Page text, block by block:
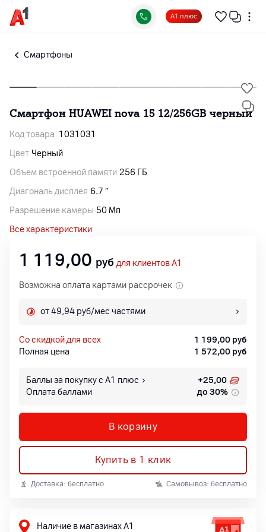
А1 плюс
Смартфоны
Смартфон HUAWEI nova 15 12/256GB черный
Код товара 1031031
Цвет Черный
Объем встроенной памяти 256 ГБ
Диагональ дисплея 6.7 ″
Разрешение камеры 50 Мп
Все характеристики
1 119,00 руб для клиентов A1
Возможна оплата картами рассрочек
от 49,94 руб/мес частями
со скидкой для всех 1 199,00 руб
Полная цена
1 572,00 руб
Баллы за покупку с А1 плюс +25,00
Оплата баллами
до 30%
В корзину
Купить в 1 клик
Доставка: бесплатно Самовывоз: бесплатно
Наличие в магазинах А1